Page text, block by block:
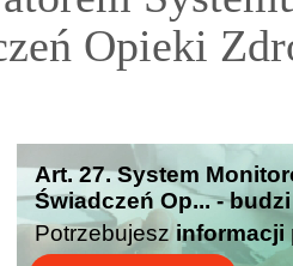
Opieki
Art. 27. System
Świadczeń Op... -
Potrzebujesz informacji